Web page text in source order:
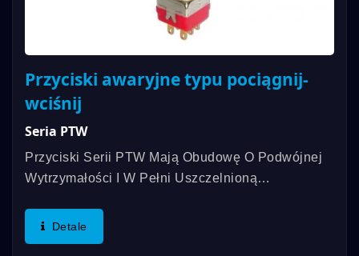
Przyciski awaryjne typu pociągnij-
wciśnij
Seria PTW
Przyciski Serii PTW Mają Obudowę O Podwójnej
Wytrzymałości I W Pełni Uszczelnioną
Aktywatora Typu O-Ring, Uszczelkę Panelową I
Uszczelnione Złącza...
Detale